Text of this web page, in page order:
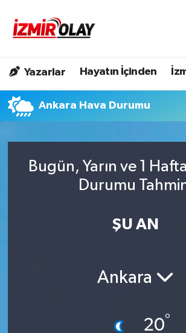
Yazarlar Hayatın İçinden
Ankara Hava Durumu
Bugün, Yarın ve 1
Durumu
ŞU AN
Ankara
20°
Konak Trafik Yoğunluk Haritası
Süper Lig Puan Durumu ve
Son Dakika Haberleri